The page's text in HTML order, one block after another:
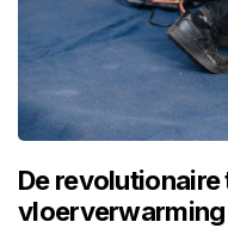
De
vloerverwarming